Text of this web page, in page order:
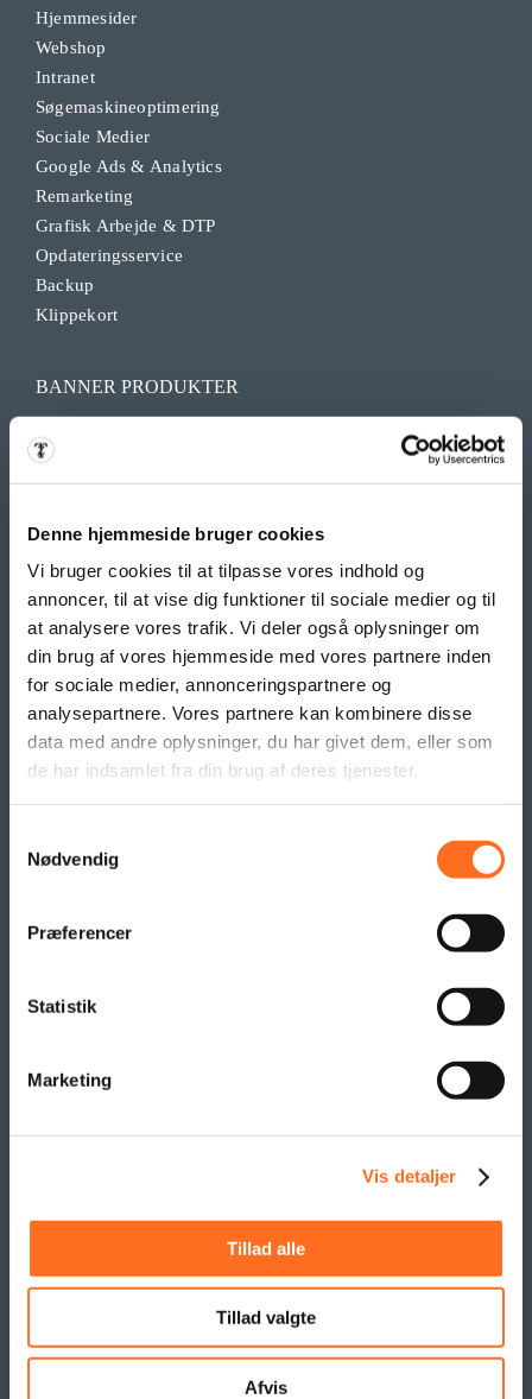
Denne hjemmeside bruger cookies
Vi bruger cookies til at tilpasse vores indhold og
annoncer, til at vise dig funktioner til sociale medier og til
at analysere vores trafik. Vi deler også oplysninger om
din brug af vores hjemmeside med vores partnere inden
for sociale medier, annonceringspartnere og
analysepartnere. Vores partnere kan kombinere disse
data med andre oplysninger, du har givet dem, eller som
de har indsamlet fra din brug af deres tjenester.
Nødvendig
Præferencer
Statistik
Marketing
Vis detaljer
Tillad alle
Tillad valgte
Afvis
Hjemmesider
Webshop
Intranet
Søgemaskineoptimering
Sociale Medier
Google Ads & Analytics
Remarketing
Grafisk Arbejde & DTP
Opdateringsservice
Backup
Klippekort
BANNER PRODUKTER
Indoor bannere
Outdoor Bannere
Flex Display
Logo- og reklame måtter
Pallesvøb og Pallehætter
Logo- & Reklameflag
Kioskflag
SAMARBEJDE
KONTAKT